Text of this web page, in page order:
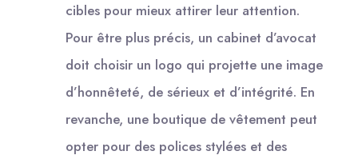
cibles pour mieux attirer leur attention.
Pour être plus précis, un cabinet d’avocat
doit choisir un logo qui projette une image
d’honnêteté, de sérieux et d’intégrité. En
revanche, une boutique de vêtement peut
opter pour des polices stylées et des